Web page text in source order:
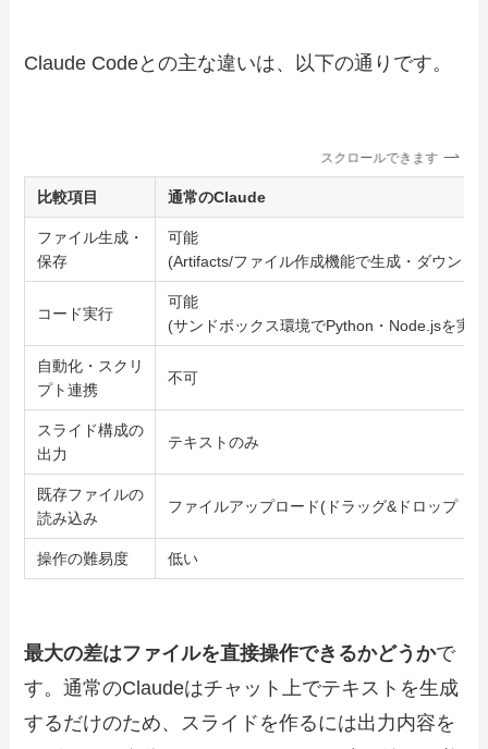
Claude Codeとの主な違いは、以下の通りです。
スクロールできます
比較項目 通常のClaude
ファイル生成・
保存
可能
(Artifacts/ファイル作成機能で生成・ダウンロ
コード実行
可能
(サンドボックス環境でPython・Node.jsを実
自動化・スクリ
プト連携
不可
スライド構成の
出力
テキストのみ
既存ファイルの
読み込み
ファイルアップロード(ドラッグ&ドロップ・
操作の難易度 低い
最大の差はファイルを直接操作できるかどうかで
す。通常のClaudeはチャット上でテキストを生成
するだけのため、スライドを作るには出力内容を